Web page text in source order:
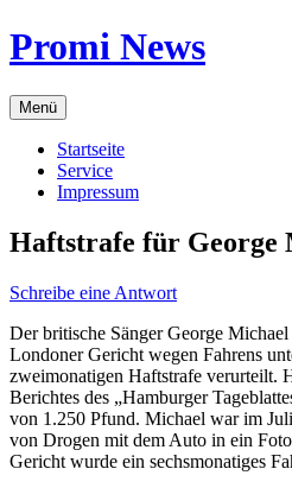
Zum
Inhalt
Promi News
Menü
Startseite
Service
Impressum
Haftstrafe für George
Schreibe eine Antwort
Der britische Sänger George
Londoner Gericht wegen Fahrens
zweimonatigen Haftstrafe verurteilt.
Berichtes des „Hamburger
von 1.250 Pfund. Michael war im
von Drogen mit dem Auto in ein
Gericht wurde ein sechsmonatiges